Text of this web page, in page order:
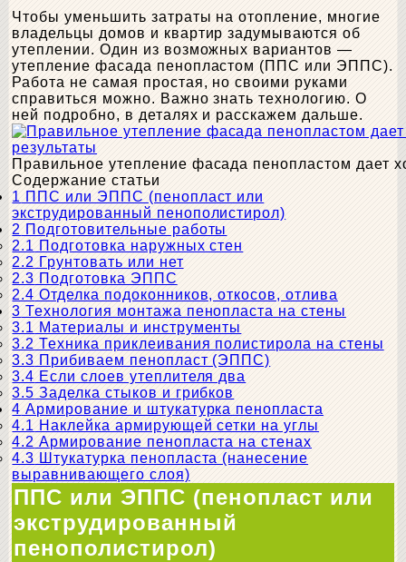
Чтобы уменьшить затраты на отопление, многие
владельцы домов и квартир задумываются об
утеплении. Один из возможных вариантов —
утепление фасада пенопластом (ППС или ЭППС).
Работа не самая простая, но своими руками
справиться можно. Важно знать технологию. О
ней подробно, в деталях и расскажем дальше.
Правильное утепление фасада пенопластом дает
Содержание статьи
1 ППС или ЭППС (пенопласт или
экструдированный пенополистирол)
2 Подготовительные работы
2.1 Подготовка наружных стен
2.2 Грунтовать или нет
2.3 Подготовка ЭППС
2.4 Отделка подоконников, откосов, отлива
3 Технология монтажа пенопласта на стены
3.1 Материалы и инструменты
3.2 Техника приклеивания полистирола на стены
3.3 Прибиваем пенопласт (ЭППС)
3.4 Если слоев утеплителя два
3.5 Заделка стыков и грибков
4 Армирование и штукатурка пенопласта
4.1 Наклейка армирующей сетки на углы
4.2 Армирование пенопласта на стенах
4.3 Штукатурка пенопласта (нанесение
выравнивающего слоя)
ППС или ЭППС (пенопласт или
экструдированный
пенополистирол)